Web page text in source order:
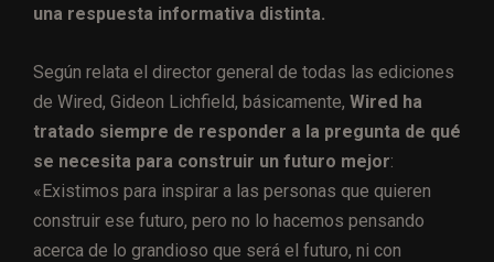
una respuesta informativa distinta.
Según relata el director general de todas las ediciones
de Wired, Gideon Lichfield, básicamente, Wired ha
tratado siempre de responder a la pregunta de qué
se necesita para construir un futuro mejor:
«Existimos para inspirar a las personas que quieren
construir ese futuro, pero no lo hacemos pensando
acerca de lo grandioso que será el futuro, ni con